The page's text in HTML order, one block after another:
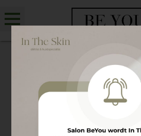
ALGEMENE
1. Algemeen
Deze voorwaarden gelden voor
behandeling en transactie tussen
waarop Salon BeYou deze
heeft verklaard, voor zover van